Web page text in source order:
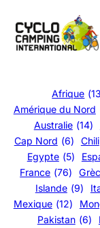
au
contenu
Afrique
Amérique du Nord
Australie (14)
Cap Nord (6) Chili
Egypte (5)
France (76)
Islande (9)
Mexique (12)
Pakistan (6)